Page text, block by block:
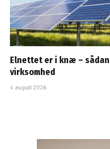
Elnettet er i knæ –
virksomhed
4. august 2026